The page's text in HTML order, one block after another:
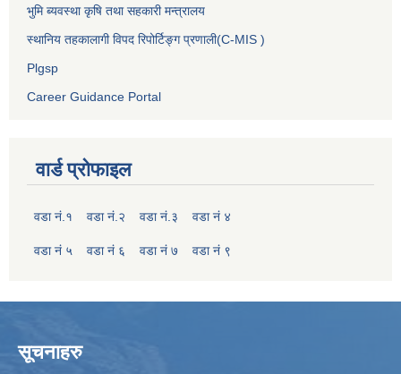
भुमि ब्यवस्था कृषि तथा सहकारी मन्त्रालय
स्थानिय तहकालागी विपद रिपोर्टिङ्ग प्रणाली(C-MIS )
Plgsp
Career Guidance Portal
वार्ड प्रोफाइल
वडा नं.१ वडा नं.२ वडा नं.३ वडा नं ४
वडा नं ५ वडा नं ६ वडा नं ७ वडा नं ९
सूचनाहरु